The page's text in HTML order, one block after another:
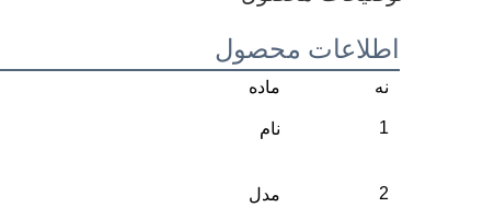
اطلاعات محصول
نه ماده
1 نام
2 مدل